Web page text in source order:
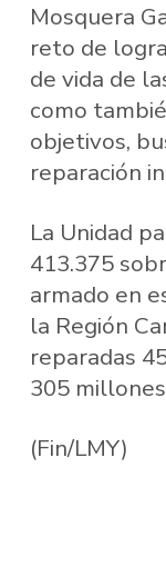
Mosquera
reto de
de vida de
como
objetivos,
reparación
La Unidad
413.375
armado en
la Región
reparadas
305
(Fin/LMY)